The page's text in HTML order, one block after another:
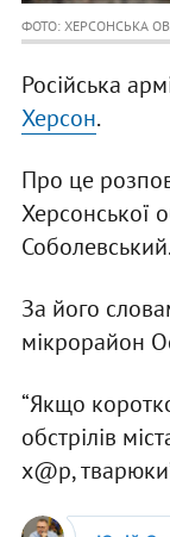
ФОТО: ХЕРСОНСЬКА
Російська
Херсон.
Про це
Херсонської
За його
мікрорайон
“Якщо
обстрілів
х@р,